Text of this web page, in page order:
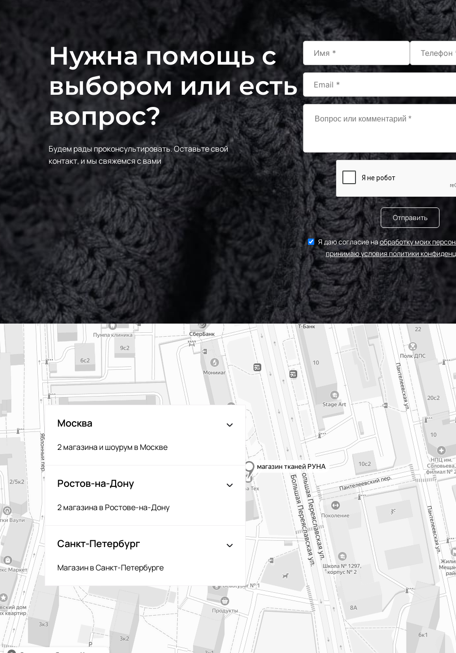
Нужна помощь с
выбором или есть
вопрос?
Будем рады проконсультировать.Оставьте свой
контакт, и мы свяжемся с вами
Отправить
Я даю согласие наобработку моих
принимаю условия политики
Москва
2 магазина и шоурум в Москве
Ростов-на-Дону
2 магазина в Ростове-на-Дону
Санкт-Петербург
Магазин в Санкт-Петербурге